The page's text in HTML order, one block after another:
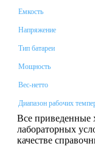
Емкость
Напряжение
Тип батареи
Мощность
Вес-нетто
Диапазон рабочих
Все приведенные
лабораторных
качестве